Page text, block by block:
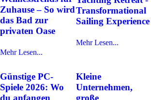
Zuhause – So wird
das Bad zur
privaten Oase
Mehr Lesen...
Transformational
Sailing Experience
Mehr Lesen...
Günstige PC-
Spiele 2026: Wo
du anfangen
Kleine
Unternehmen,
große